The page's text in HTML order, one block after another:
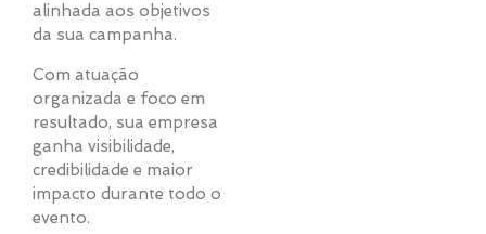
alinhada aos objetivos
da sua campanha.
Com atuação
organizada e foco em
resultado, sua empresa
ganha visibilidade,
credibilidade e maior
impacto durante todo o
evento.